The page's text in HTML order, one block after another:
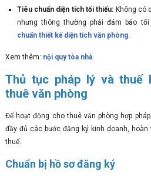
Tiêu chuẩn diện tích tối thiểu: Không có
nhưng thông thường phải đảm bảo
chuẩn thiết kế diện tích văn phòng.
Xem thêm: nội quy tòa nhà.
Thủ tục pháp lý và thuế
thuê văn phòng
Để hoạt động cho thuê văn phòng hợp
đầy đủ các bước đăng ký kinh doanh,
thuế.
Chuẩn bị hồ sơ đăng ký